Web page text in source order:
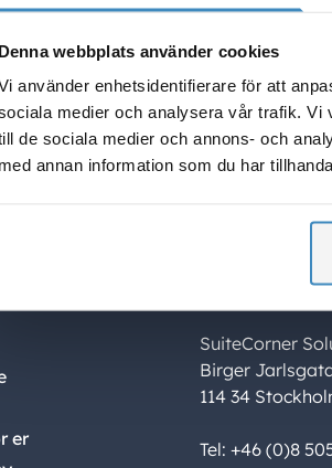
Denna webbplats använder cookies
använder enhetsidentifierare för att
medier och analysera vår trafik. Vi
de sociala medier och annons- och
med annan information som du har
format som kan delas
mer visuellt tilltalande
er
SuiteCorner
Birger
114 34
Tel: +46 (0)8